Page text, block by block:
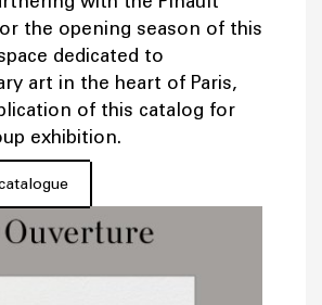
the opening season of this
dedicated to
art in the heart of Paris,
of this catalog for
exhibition.